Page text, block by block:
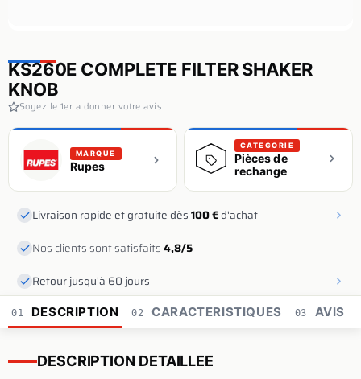
KS260E COMPLETE FILTER SHAKER
KNOB
Soyez le 1er a donner votre avis
MARQUE
Rupes
CATEGORIE
Pièces de
rechange
Livraison rapide et gratuite dès100 €d'achat
Nos clients sont satisfaits4,8/5
Retour jusqu'à 60 jours
01 DESCRIPTION 02 CARACTERISTIQUES 03 AVIS
DESCRIPTION DETAILLEE